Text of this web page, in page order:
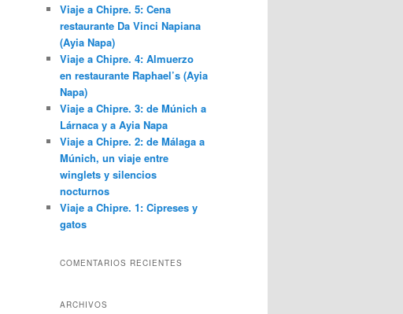
r
Viaje a Chipre. 5: Cena
restaurante Da Vinci Napiana
(Ayia Napa)
Viaje a Chipre. 4: Almuerzo
en restaurante Raphael’s (Ayia
Napa)
Viaje a Chipre. 3: de Múnich a
Lárnaca y a Ayia Napa
Viaje a Chipre. 2: de Málaga a
Múnich, un viaje entre
winglets y silencios
nocturnos
Viaje a Chipre. 1: Cipreses y
gatos
COMENTARIOS RECIENTES
ARCHIVOS